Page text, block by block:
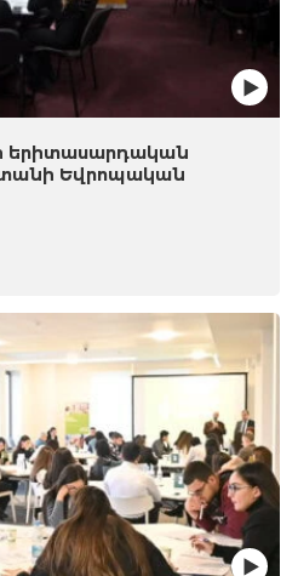
Եվրոպական